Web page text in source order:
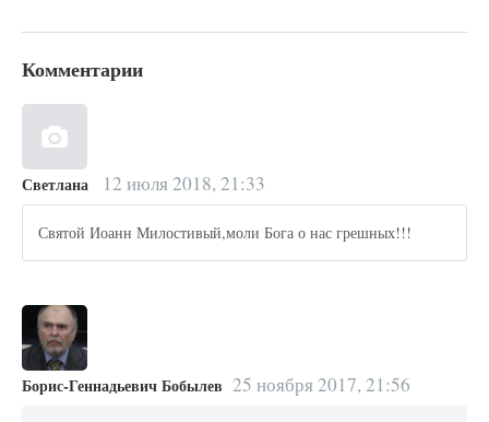
Комментарии
Светлана 12 июля 2018, 21:33
Святой Иоанн Милостивый,моли Бога о нас грешных!!!
Борис-Геннадьевич Бобылев 25 ноября 2017, 21:56